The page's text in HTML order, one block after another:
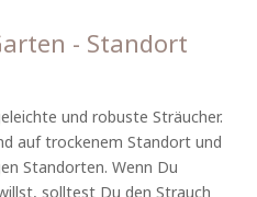
- Standort
und robuste Sträucher.
auf trockenem Standort und
Standorten. Wenn Du
solltest Du den Strauch